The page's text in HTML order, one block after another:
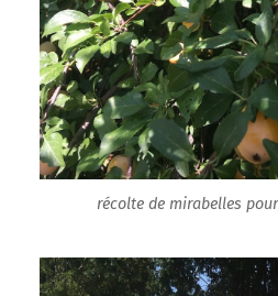
récolte de mirabelles